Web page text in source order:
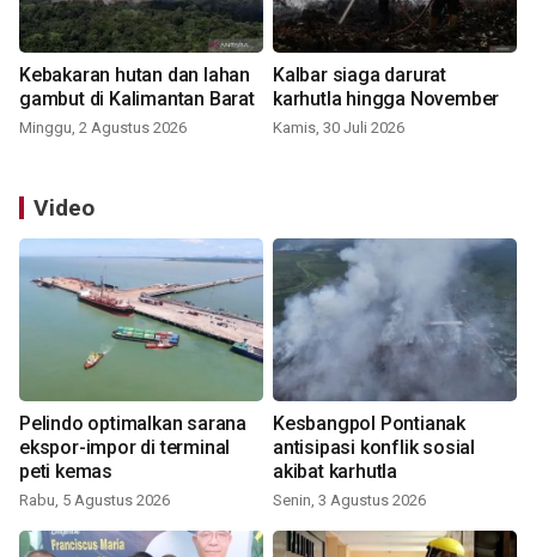
Kebakaran hutan dan lahan
gambut di Kalimantan Barat
Minggu, 2 Agustus 2026
Kalbar siaga darurat
karhutla hingga November
Kamis, 30 Juli 2026
Video
Pelindo optimalkan sarana
ekspor-impor di terminal
peti kemas
Rabu, 5 Agustus 2026
Kesbangpol Pontianak
antisipasi konflik sosial
akibat karhutla
Senin, 3 Agustus 2026